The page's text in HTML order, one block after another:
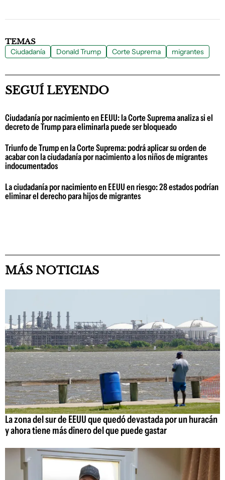
TEMAS
Ciudadanía Donald Trump Corte Suprema migrantes
SEGUÍ LEYENDO
Ciudadanía por nacimiento en EEUU: la Corte Suprema analiza si el
decreto de Trump para eliminarla puede ser bloqueado
Triunfo de Trump en la Corte Suprema: podrá aplicar su orden de
acabar con la ciudadanía por nacimiento a los niños de migrantes
indocumentados
La ciudadanía por nacimiento en EEUU en riesgo: 28 estados podrían
eliminar el derecho para hijos de migrantes
MÁS NOTICIAS
La zona del sur de EEUU que quedó devastada por un huracán
y ahora tiene más dinero del que puede gastar